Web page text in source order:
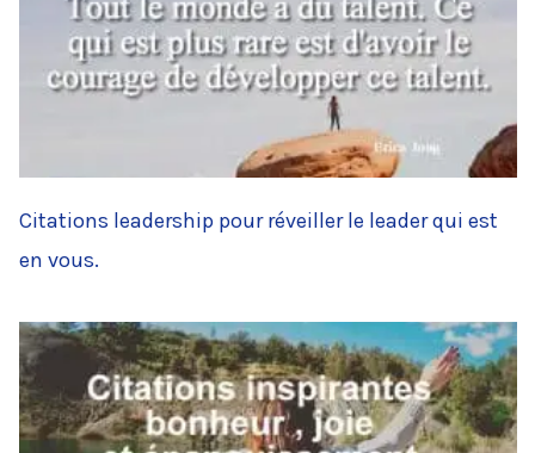
Citations leadership pour réveiller le leader qui est
en vous.